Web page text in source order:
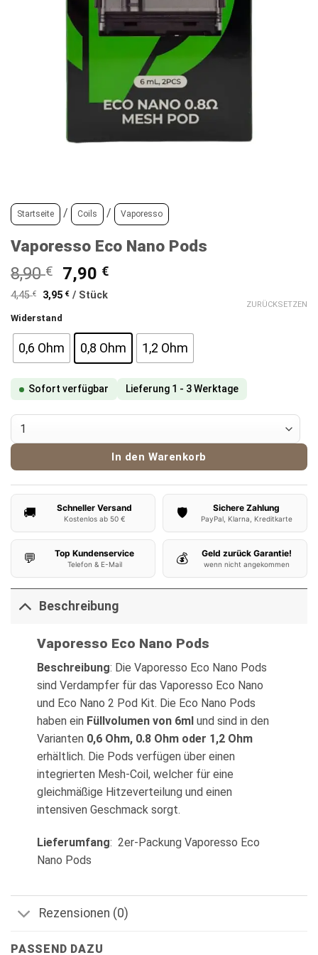
Startseite / Coils / Vaporesso
Vaporesso Eco Nano Pods
8,90€
Ursprünglicher
Preis
7,90 €Aktueller
4,45€ 3,95€ / Stück
Widerstand
0,6 Ohm 0,8 Ohm 1,2 Ohm
ZURÜCKSETZEN
Sofort verfügbar Lieferung 1 - 3 Werktage
Vaporesso Eco Nano Pods Menge
In den Warenkorb
🚚 Schneller Versand
Kostenlos ab 50 € 🛡️ Sichere Zahlung
PayPal, Klarna, Kreditkarte
💬 Top Kundenservice
Telefon & E-Mail 💰 Geld zurück Garantie!
wenn nicht angekommen
Beschreibung
Vaporesso Eco Nano Pods
Beschreibung: Die Vaporesso Eco Nano Pods
sind Verdampfer für das Vaporesso Eco Nano
und Eco Nano 2 Pod Kit. Die Eco Nano Pods
haben ein Füllvolumen von 6ml und sind in den
Varianten 0,6 Ohm, 0.8 Ohm oder 1,2 Ohm
erhältlich. Die Pods verfügen über einen
integrierten Mesh-Coil, welcher für eine
gleichmäßige Hitzeverteilung und einen
intensiven Geschmack sorgt.
Lieferumfang: 2er-Packung Vaporesso Eco
Nano Pods
Rezensionen (0)
PASSEND DAZU